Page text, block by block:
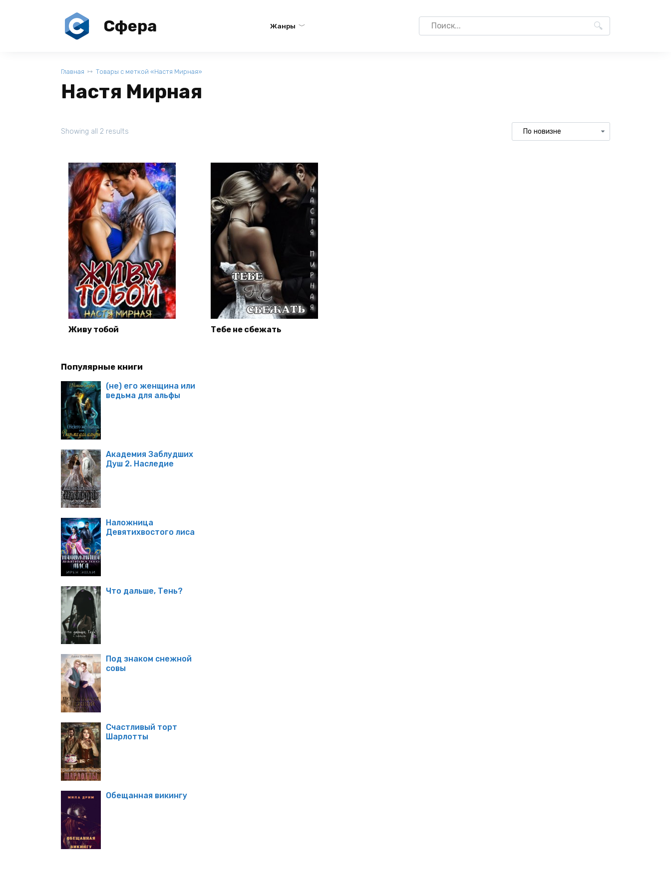
Сфера Жанры
Search
for:
Главная Товары с меткой «Настя Мирная»
Настя Мирная
Showing all 2 results
Живу тобой Тебе не сбежать
Популярные книги
(не) его женщина или
ведьма для альфы
Академия Заблудших
Душ 2. Наследие
Наложница
Девятихвостого лиса
Что дальше, Тень?
Под знаком снежной
совы
Счастливый торт
Шарлотты
Обещанная викингу